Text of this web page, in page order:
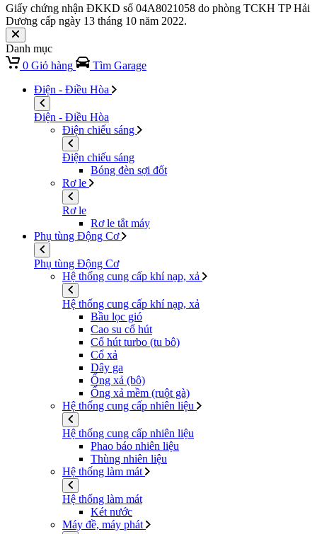
Giấy chứng nhận ĐKKD số 04A8021058 do phòng TCKH TP Hải
Dương cấp ngày 13 tháng 10 năm 2022.
Danh mục
0 Giỏ hàng
Tìm Garage
Điện - Điều Hòa
Điện - Điều Hòa
Điện chiếu sáng
Điện chiếu sáng
Bóng đèn sợi đốt
Rơ le
Rơ le
Rơ le tắt máy
Phụ tùng Động Cơ
Phụ tùng Động Cơ
Hệ thống cung cấp khí nạp, xả
Hệ thống cung cấp khí nạp, xả
Bầu lọc gió
Cao su cổ hút
Cổ hút turbo (tu bô)
Cổ xả
Dây ga
Ống xả (bô)
Ống xả mềm (ruột gà)
Hệ thống cung cấp nhiên liệu
Hệ thống cung cấp nhiên liệu
Phao báo nhiên liệu
Thùng nhiên liệu
Hệ thống làm mát
Hệ thống làm mát
Két nước
Máy đề, máy phát